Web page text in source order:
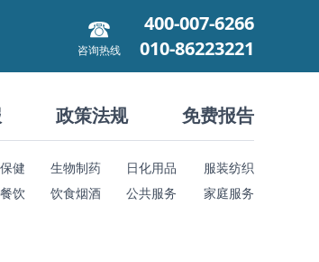
咨询热线
400-007-6266
010-86223221
政策法规 免费报告
健 生物制药 日化用品
服装纺织
饮
饮食烟酒 公共服务 家庭服务